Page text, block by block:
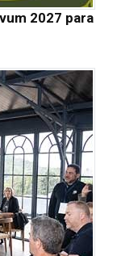
2027 para